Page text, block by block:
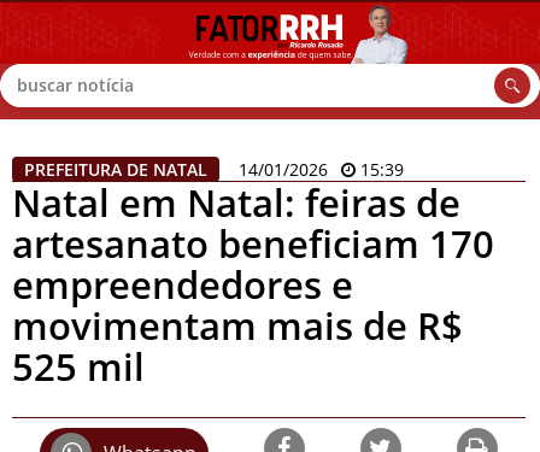
Buscar
PREFEITURA DE NATAL 14/01/2026 15:39
Natal em Natal: feiras de
artesanato beneficiam 170
empreendedores e
movimentam mais de R$
525 mil